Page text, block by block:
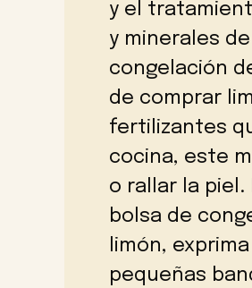
y el
y minerales
congelación
de comprar
fertilizantes
cocina, este
o rallar la
bolsa de
limón,
pequeñas